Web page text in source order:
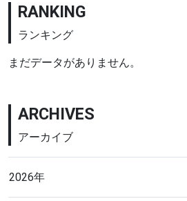
RANKING
ランキング
まだデータがありません。
ARCHIVES
アーカイブ
2026年